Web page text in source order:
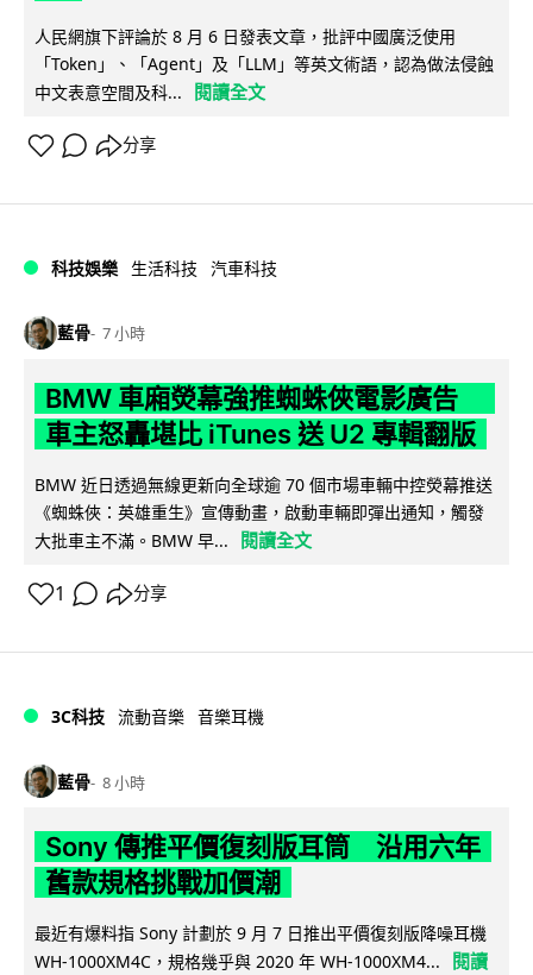
人民網旗下評論於 8 月 6 日發表文章，批評中國廣泛使用
「Token」、「Agent」及「LLM」等英文術語，認為做法侵蝕
中文表意空間及科...
閱讀全文
分享
科技娛樂 生活科技 汽車科技
藍骨 7 小時
BMW 車廂熒幕強推蜘蛛俠電影廣告
車主怒轟堪比 iTunes 送 U2 專輯翻版
BMW 近日透過無線更新向全球逾 70 個市場車輛中控熒幕推送
《蜘蛛俠：英雄重生》宣傳動畫，啟動車輛即彈出通知，觸發
大批車主不滿。BMW 早...
閱讀全文
1 分享
3C科技 流動音樂 音樂耳機
藍骨 8 小時
Sony 傳推平價復刻版耳筒 沿用六年
舊款規格挑戰加價潮
最近有爆料指 Sony 計劃於 9 月 7 日推出平價復刻版降噪耳機
WH-1000XM4C，規格幾乎與 2020 年 WH-1000XM4...
閱讀